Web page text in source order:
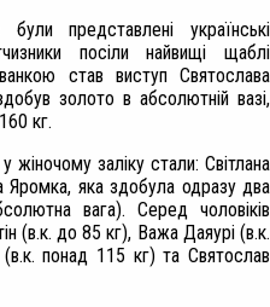
представлені українські
посіли найвищі щаблі
став виступ Святослава
золото в абсолютній вазі,
кг.
заліку стали: Світлана
Яромка, яка здобула одразу два
вага). Серед чоловіків
(в.к. до 85 кг), Важа Даяурі (в.к.
понад 115 кг) та Святослав